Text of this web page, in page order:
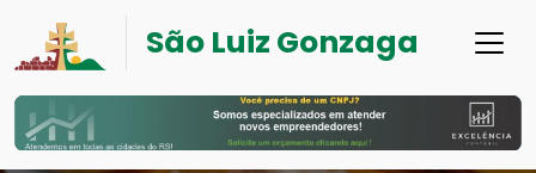
São Luiz Gonzaga